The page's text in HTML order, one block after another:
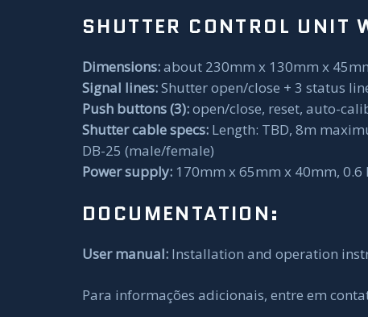
SHUTTER CONTROL UNIT
Dimensions:about 230mm x 130mm x
Signal lines:Shutter open/close + 3 status
Push buttons (3):open/close, reset, auto-
Shutter cable specs: Length: TBD, 8m
DB-25 (male/female)
Power supply: 170mm x 65mm x 40mm,
DOCUMENTATION:
User manual: Installation and operation
Para informações adicionais, entre em